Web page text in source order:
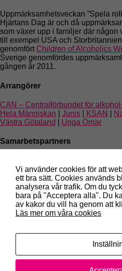
Uppmärksamhetsveckan ”Spela
Hjärtans Dag är och då
som växer upp i familjer där någon
till exempel USA och
genomfört Children of Alcoholics
Sverige genomfördes
gången år 2011.
Arrangörer
CAN – Centralförbundet för
Hela Människan
Junis KSAN
Västra Götaland
Unga Örnar
Samarbetspartners
Riksförbundet SIMON|
barnen
© 2026Spela roll!
Kontakt
Facebook
Vi använder cookies för att
ett bra sätt. Cookies används
analysera vår trafik. Om du
bara på "Acceptera alla". Du
av kakor du vill ha genom att
Läs mer om våra cookies